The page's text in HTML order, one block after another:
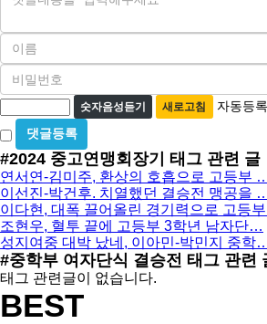
이
필
수
비
밀
번
호
필
수
자
동
등
록
방
지
숫자음성듣기 새로고침 자동등
비
밀
글
사
용
#2024 중고연맹회장기 태그 관련 글
연서연-김미주, 환상의 호흡으로 고등부
이선진-박건후. 치열했던 결승전 맹공을
이다현, 대폭 끌어올린 경기력으로 고등
조현우, 혈투 끝에 고등부 3학년 남자단…
성지여중 대박 났네, 이아민-박민지 중학
#중학부 여자단식 결승전 태그 관련
태그 관련글이 없습니다.
BEST